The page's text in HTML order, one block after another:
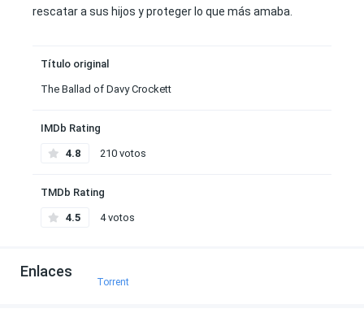
rescatar a sus hijos y proteger lo que más amaba.
Título original
The Ballad of Davy Crockett
IMDb Rating
4.8 210 votos
TMDb Rating
4.5 4 votos
Enlaces
Torrent